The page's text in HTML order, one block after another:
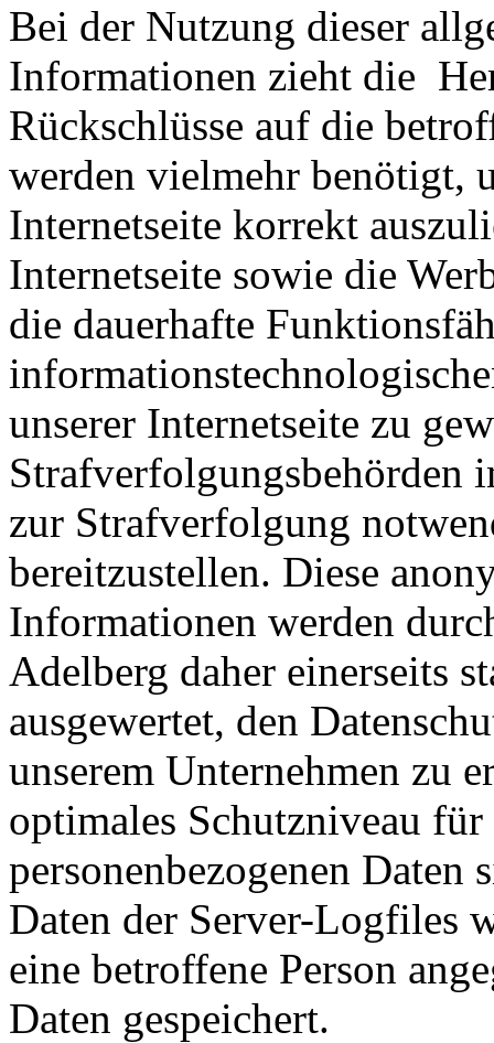
Bei der Nutzung dieser
Informationen zieht die
Rückschlüsse auf die
werden vielmehr benötigt,
Internetseite korrekt
Internetseite sowie die
die dauerhafte
unserer Internetseite zu
Strafverfolgungsbehörden
zur Strafverfolgung
bereitzustellen. Diese
Informationen werden
Adelberg daher einerseits
ausgewertet, den
unserem Unternehmen zu
optimales Schutzniveau
personenbezogenen Daten
Daten der Server-Logfiles
eine betroffene Person
Daten gespeichert.